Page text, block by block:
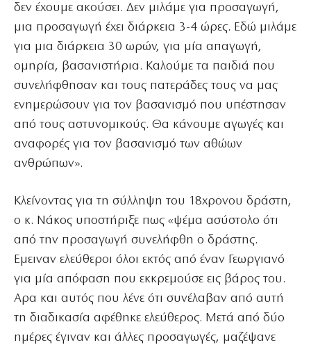
δεν έχουμε ακούσει. Δεν μιλάμε για προσαγωγή,
μια προσαγωγή έχει διάρκεια 3-4 ώρες. Εδώ μιλάμε
για μια διάρκεια 30 ωρών, για μία απαγωγή,
ομηρία, βασανιστήρια. Καλούμε τα παιδιά που
συνελήφθησαν και τους πατεράδες τους να μας
ενημερώσουν για τον βασανισμό που υπέστησαν
από τους αστυνομικούς. Θα κάνουμε αγωγές και
αναφορές για τον βασανισμό των αθώων
ανθρώπων».
Κλείνοντας για τη σύλληψη του 18χρονου δράστη,
ο κ. Νάκος υποστήριξε πως «ψέμα ασύστολο ότι
από την προσαγωγή συνελήφθη ο δράστης.
Εμειναν ελεύθεροι όλοι εκτός από έναν Γεωργιανό
για μία απόφαση που εκκρεμούσε εις βάρος του.
Αρα και αυτός που λένε ότι συνέλαβαν από αυτή
τη διαδικασία αφέθηκε ελεύθερος. Μετά από δύο
ημέρες έγιναν και άλλες προσαγωγές, μαζέψανε